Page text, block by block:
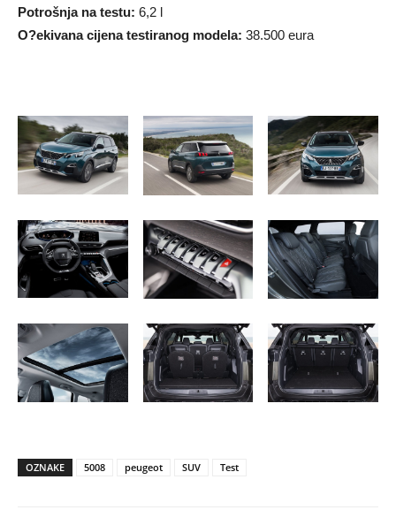
Potrošnja na testu: 6,2 l
O?ekivana cijena testiranog modela: 38.500 eura
OZNAKE 5008 peugeot SUV Test